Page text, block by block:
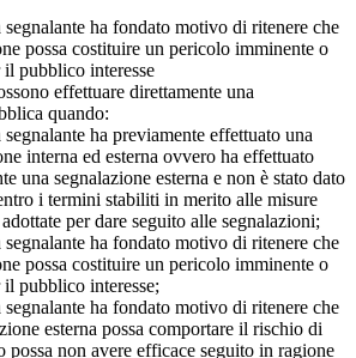
segnalante ha fondato motivo di ritenere che
possa costituire un pericolo imminente o
il pubblico interesse
effettuare direttamente una
quando:
segnalante ha previamente effettuato una
interna ed esterna ovvero ha effettuato
una segnalazione esterna e non è stato dato
i termini stabiliti in merito alle misure
per dare seguito alle segnalazioni;
segnalante ha fondato motivo di ritenere che
possa costituire un pericolo imminente o
il pubblico interesse;
segnalante ha fondato motivo di ritenere che
esterna possa comportare il rischio di
possa non avere efficace seguito in ragione